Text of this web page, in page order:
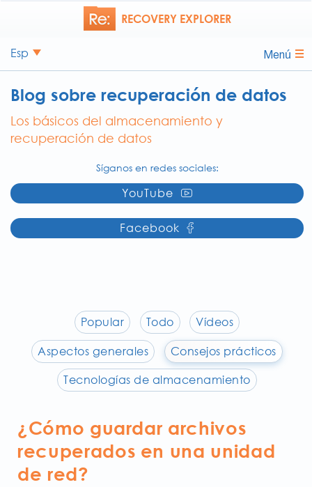
RECOVERY EXPLORER
Esp Menú
Blog sobre recuperación de datos
Los básicos del almacenamiento y
recuperación de datos
Síganos en redes sociales:
YouTube
Facebook
Popular Todo Vídeos
Aspectos generales Consejos prácticos
Tecnologías de almacenamiento
¿Cómo guardar archivos
recuperados en una unidad
de red?